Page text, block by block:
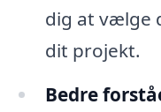
dig at vælge
dit projekt.
Bedre